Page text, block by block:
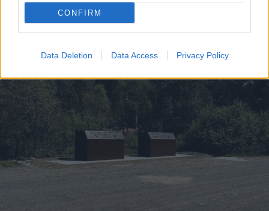
CONFIRM
Data Deletion Data Access Privacy Policy